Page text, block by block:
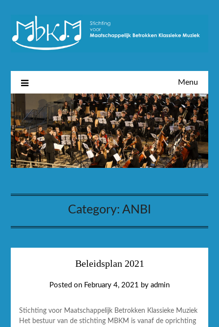
Menu
Category: ANBI
Beleidsplan 2021
Posted on February 4, 2021 by admin
Stichting voor Maatschappelijk Betrokken Klassieke Muziek
Het bestuur van de stichting MBKM is vanaf de oprichting